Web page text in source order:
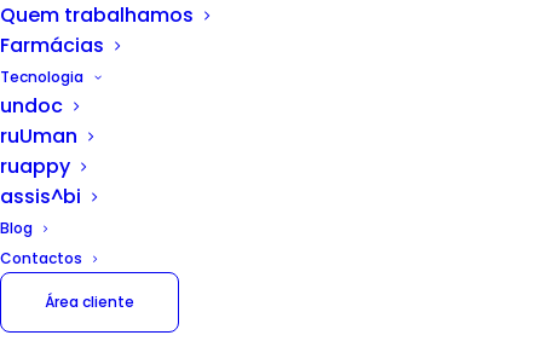
Quem trabalhamos
Farmácias
Tecnologia
undoc
ruUman
ruappy
assis^bi
Blog
Contactos
Área cliente